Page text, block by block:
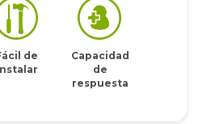
de
Capacidad
de
respuesta